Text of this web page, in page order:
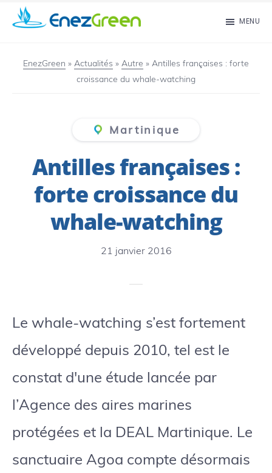
Passer
au
principal
islands
MENU
EnezGreen » Actualités » Autre » Antilles françaises : forte
croissance du whale-watching
Martinique
Antilles françaises :
forte croissance du
whale-watching
21 janvier 2016
Le whale-watching s’est fortement
développé depuis 2010, tel est le
constat d'une étude lancée par
l’Agence des aires marines
protégées et la DEAL Martinique. Le
sanctuaire Agoa compte désormais